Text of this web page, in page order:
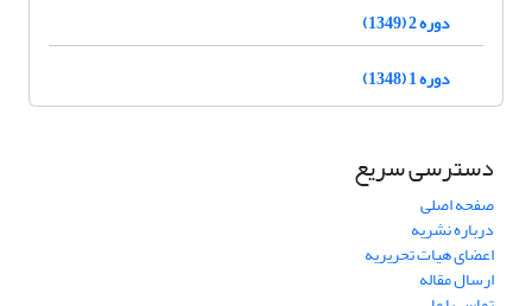
دوره 2 (1349)
دوره 1 (1348)
دسترسی سریع
صفحه اصلی
درباره نشریه
اعضای هیات تحریریه
ارسال مقاله